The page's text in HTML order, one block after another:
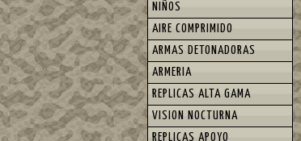
NIÑOS
AIRE COMPRIMIDO
ARMAS DETONADORAS
ARMERIA
REPLICAS ALTA GAMA
VISION NOCTURNA
REPLICAS APOYO